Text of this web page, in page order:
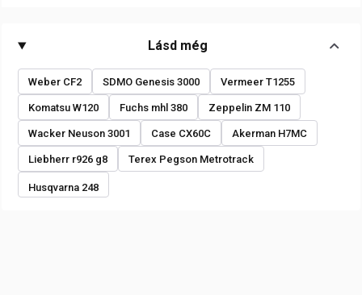
Lásd még
Weber CF2 SDMO Genesis 3000 Vermeer T1255
Komatsu W120 Fuchs mhl 380 Zeppelin ZM 110
Wacker Neuson 3001 Case CX60C Akerman H7MC
Liebherr r926 g8 Terex Pegson Metrotrack
Husqvarna 248